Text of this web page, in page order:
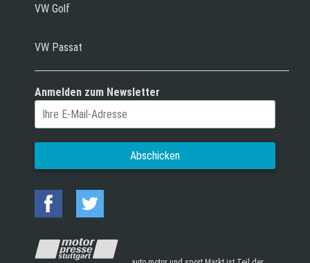
VW Golf
VW Passat
Anmelden zum Newsletter